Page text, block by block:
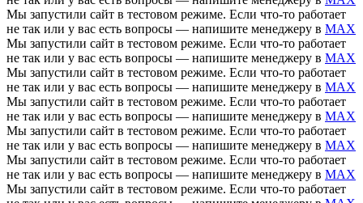
Мы запустили сайт в тестовом режиме. Если что-то работает
не так или у вас есть вопросы — напишите менеджеру в MAX
Мы запустили сайт в тестовом режиме. Если что-то работает
не так или у вас есть вопросы — напишите менеджеру в MAX
Мы запустили сайт в тестовом режиме. Если что-то работает
не так или у вас есть вопросы — напишите менеджеру в MAX
Мы запустили сайт в тестовом режиме. Если что-то работает
не так или у вас есть вопросы — напишите менеджеру в MAX
Мы запустили сайт в тестовом режиме. Если что-то работает
не так или у вас есть вопросы — напишите менеджеру в MAX
Мы запустили сайт в тестовом режиме. Если что-то работает
не так или у вас есть вопросы — напишите менеджеру в MAX
Мы запустили сайт в тестовом режиме. Если что-то работает